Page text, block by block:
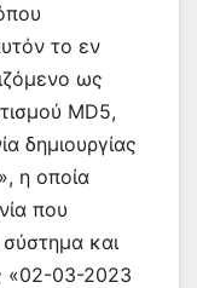
το εν
ως
MD5,
δημιουργίας
η οποία
που
και
«02-03-2023